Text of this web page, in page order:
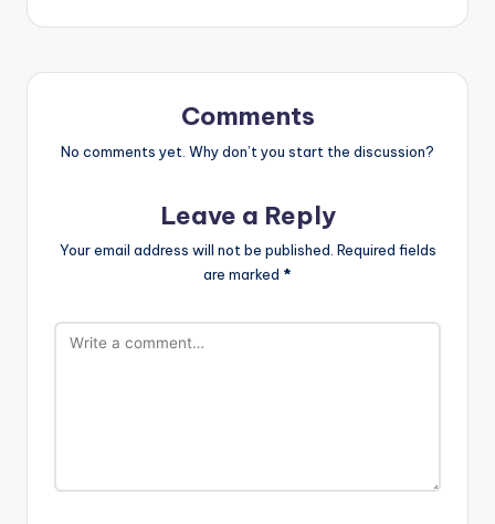
Comments
No comments yet. Why don’t you start the discussion?
Leave a Reply
Your email address will not be published. Required fields
are marked *